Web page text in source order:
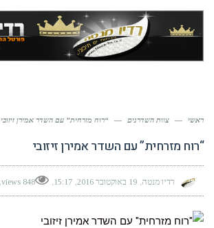
ראשי — צוות השדרנים — “רוח מזרחית” עם השדר אמירן זיזובי
“רוח מזרחית” עם השדר אמירן זיזובי
רדיו מנטה 19 באוקטובר 2016 15:17
848 views